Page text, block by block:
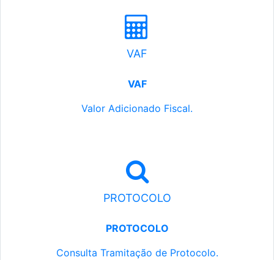
VAF
VAF
Valor Adicionado Fiscal.
PROTOCOLO
PROTOCOLO
Consulta Tramitação de Protocolo.